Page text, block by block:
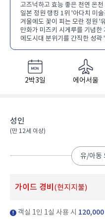
고즈넉하고 효능 좋은 천연 온
일본 정원 랭킹 1위 '아다치 미
겨울에도 꽃이 피는 모란 정원 '
만화가 미즈키 시게루를 기념
에도시대 분위기를 간직한 성곽
2박3일 에어서울
성인
(만 12세 이상)​
유/아동
가이드 경비 (현지지불)
객실 1인 1실 사용 시 120,000